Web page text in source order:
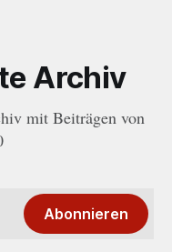
Archiv
mit Beiträgen von
Abonnieren